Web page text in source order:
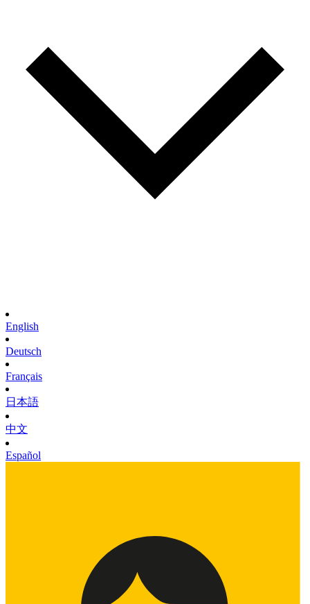
English
Deutsch
Français
日本語
中文
Español